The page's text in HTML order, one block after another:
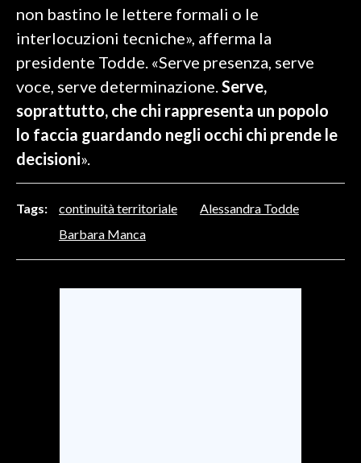
SARDEGNA TURISMO
#CARAUNIONE
INSULARITÀ
non bastino le lettere formali o le
interlocuzioni tecniche», afferma la
presidente Todde. «Serve presenza, serve
voce, serve determinazione.Serve,
soprattutto, che chi rappresenta un popolo
lo faccia guardando negli occhi chi prende le
decisioni».
Tags: continuità territoriale
Alessandra Todde
Barbara Manca